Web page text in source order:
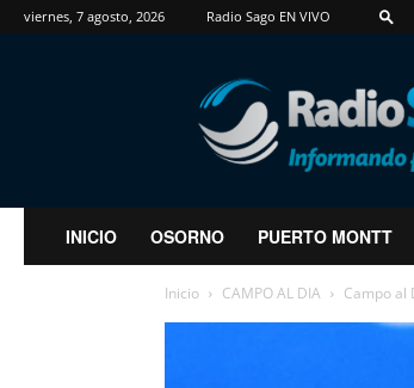
viernes, 7 agosto, 2026 Radio Sago EN VIVO
RadioSago
INICIO OSORNO PUERTO MONTT
Inicio CAMPO AL DIA Campo al